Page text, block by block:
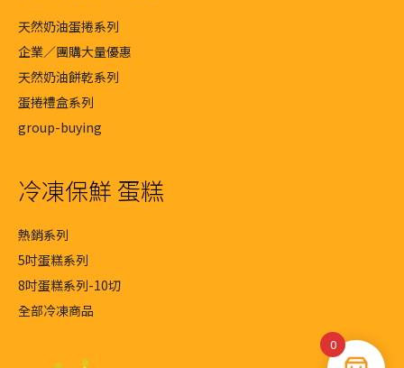
天然奶油蛋捲系列
企業／團購大量優惠
天然奶油餅乾系列
蛋捲禮盒系列
group-buying
冷凍保鮮 蛋糕
熱銷系列
5吋蛋糕系列
8吋蛋糕系列-10切
全部冷凍商品
0